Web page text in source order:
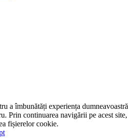
a îmbunătăți experiența dumneavoastră
Prin continuarea navigării pe acest site,
fișierelor cookie.